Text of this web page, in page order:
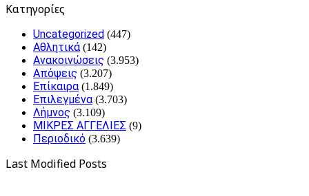
Kατηγορίες
Uncategorized (447)
Αθλητικά (142)
Ανακοινώσεις (3.953)
Απόψεις (3.207)
Επίκαιρα (1.849)
Επιλεγμένα (3.703)
Λήμνος (3.109)
ΜΙΚΡΕΣ ΑΓΓΕΛΙΕΣ (9)
Περιοδικό (3.639)
Last Modified Posts